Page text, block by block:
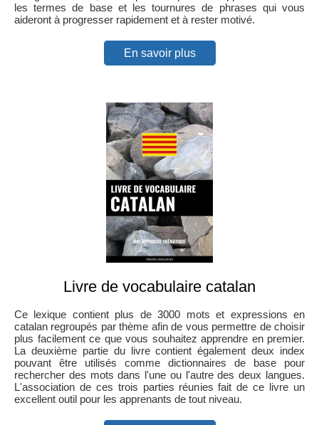
les termes de base et les tournures de phrases qui vous
aideront à progresser rapidement et à rester motivé.
En savoir plus
Livre de vocabulaire catalan
Ce lexique contient plus de 3000 mots et expressions en
catalan regroupés par thème afin de vous permettre de choisir
plus facilement ce que vous souhaitez apprendre en premier.
La deuxième partie du livre contient également deux index
pouvant être utilisés comme dictionnaires de base pour
rechercher des mots dans l'une ou l'autre des deux langues.
L'association de ces trois parties réunies fait de ce livre un
excellent outil pour les apprenants de tout niveau.